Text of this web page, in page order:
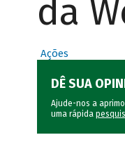
da
Ações
DÊ SUA
Ajude-nos a
uma rápida